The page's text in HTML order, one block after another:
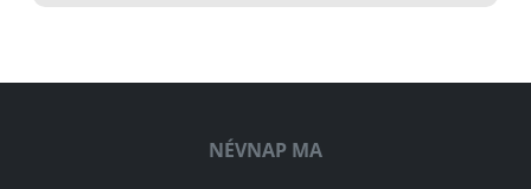
NÉVNAP MA